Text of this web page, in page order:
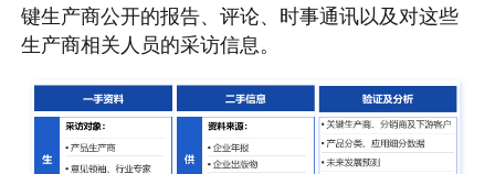
键生产商公开的报告、评论、时事通讯以及对这些
生产商相关人员的采访信息。